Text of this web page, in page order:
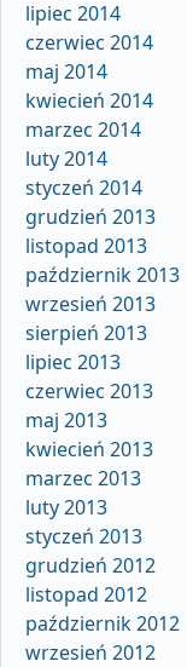
lipiec 2014
czerwiec 2014
maj 2014
kwiecień 2014
marzec 2014
luty 2014
styczeń 2014
grudzień 2013
listopad 2013
październik 2013
wrzesień 2013
sierpień 2013
lipiec 2013
czerwiec 2013
maj 2013
kwiecień 2013
marzec 2013
luty 2013
styczeń 2013
grudzień 2012
listopad 2012
październik 2012
wrzesień 2012